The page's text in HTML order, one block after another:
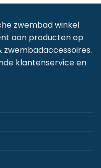
zwembad winkel
aan producten op
klantenservice en